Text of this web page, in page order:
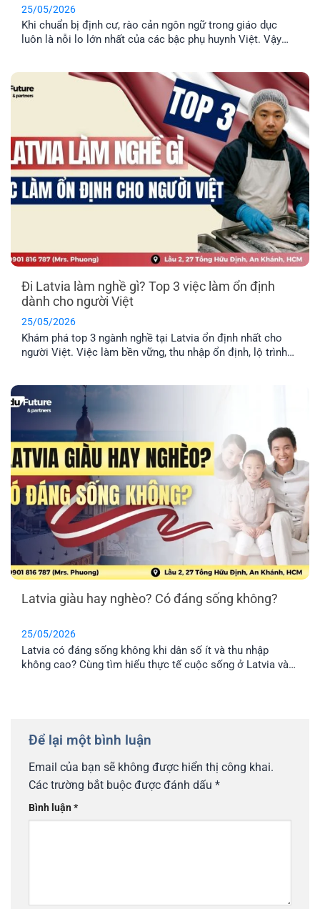
25/05/2026
Khi chuẩn bị định cư, rào cản ngôn ngữ trong giáo dục
luôn là nỗi lo lớn nhất của các bậc phụ huynh Việt. Vậy
địa phương? EFP sẽ giải đáp [...]
Đi Latvia làm nghề gì? Top 3 việc làm ổn định
dành cho người Việt
25/05/2026
Khám phá top 3 ngành nghề tại Latvia ổn định nhất cho
người Việt. Việc làm bền vững, thu nhập ổn định, lộ trình
Latvia giàu hay nghèo? Có đáng sống không?
25/05/2026
Latvia có đáng sống không khi dân số ít và thu nhập
không cao? Cùng tìm hiểu thực tế cuộc sống ở Latvia và
Để lại một bình luận
Email của bạn sẽ không được hiển thị công khai.
Các trường bắt buộc được đánh dấu *
Bình luận*